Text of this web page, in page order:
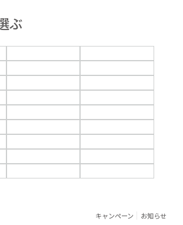
ぶ
キャンペーン お知らせ